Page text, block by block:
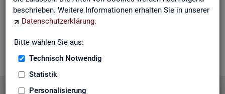
beschrieben. Weitere Informationen erhalten Sie in unserer
Datenschutzerklärung.
Bitte wählen Sie aus:
Technisch Notwendig
Statistik
Personalisierung
In der Me­dia­thek fin­den Sie leicht ver­ständ­li­che Kurz­vi­de­os
zu zen­tra­len The­men der Sta­tis­tik der BA. Wir er­gän­zen unser
Vi­deo­an­ge­bot nach und nach. Wün­schen Sie sich ein Video
zu einem be­stimm­ten Thema? Dann kon­tak­tie­ren Sie